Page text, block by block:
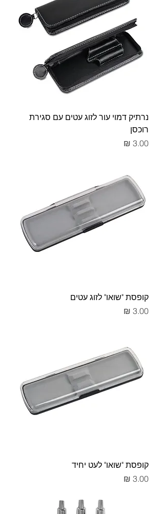
נרתיק דמוי עור לזוג עטים עם סגירת
רוכסן
מחיר
קופסת "שואו" לזוג עטים
מחיר
קופסת "שואו" לעט יחיד
מחיר